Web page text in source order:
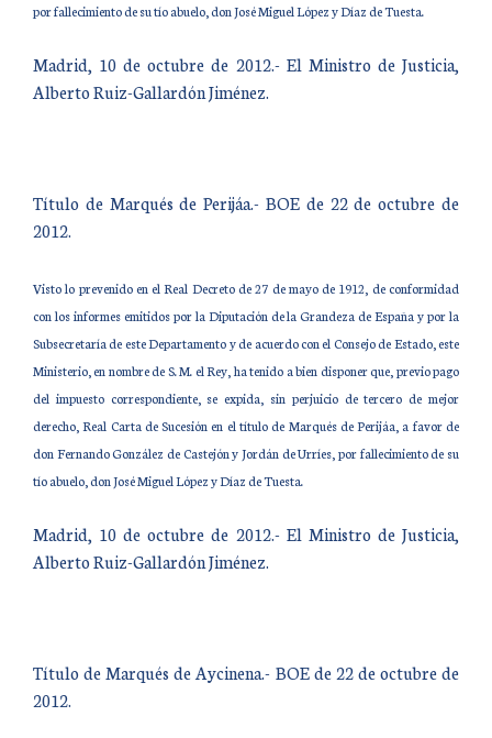
por fallecimiento de su tío abuelo, don José Miguel López y Díaz de Tuesta.
Madrid, 10 de octubre de 2012.- El Ministro de Justicia,
Alberto Ruiz-Gallardón Jiménez.
Título de Marqués de Perijáa.- BOE de 22 de octubre de
2012.
Visto lo prevenido en el Real Decreto de 27 de mayo de 1912, de conformidad
con los informes emitidos por la Diputación de la Grandeza de España y por la
Subsecretaría de este Departamento y de acuerdo con el Consejo de Estado, este
Ministerio, en nombre de S. M. el Rey, ha tenido a bien disponer que, previo pago
del impuesto correspondiente, se expida, sin perjuicio de tercero de mejor
derecho, Real Carta de Sucesión en el título de Marqués de Perijáa, a favor de
don Fernando González de Castejón y Jordán de Urríes, por fallecimiento de su
tío abuelo, don José Miguel López y Díaz de Tuesta.
Madrid, 10 de octubre de 2012.- El Ministro de Justicia,
Alberto Ruiz-Gallardón Jiménez.
Título de Marqués de Aycinena.- BOE de 22 de octubre de
2012.